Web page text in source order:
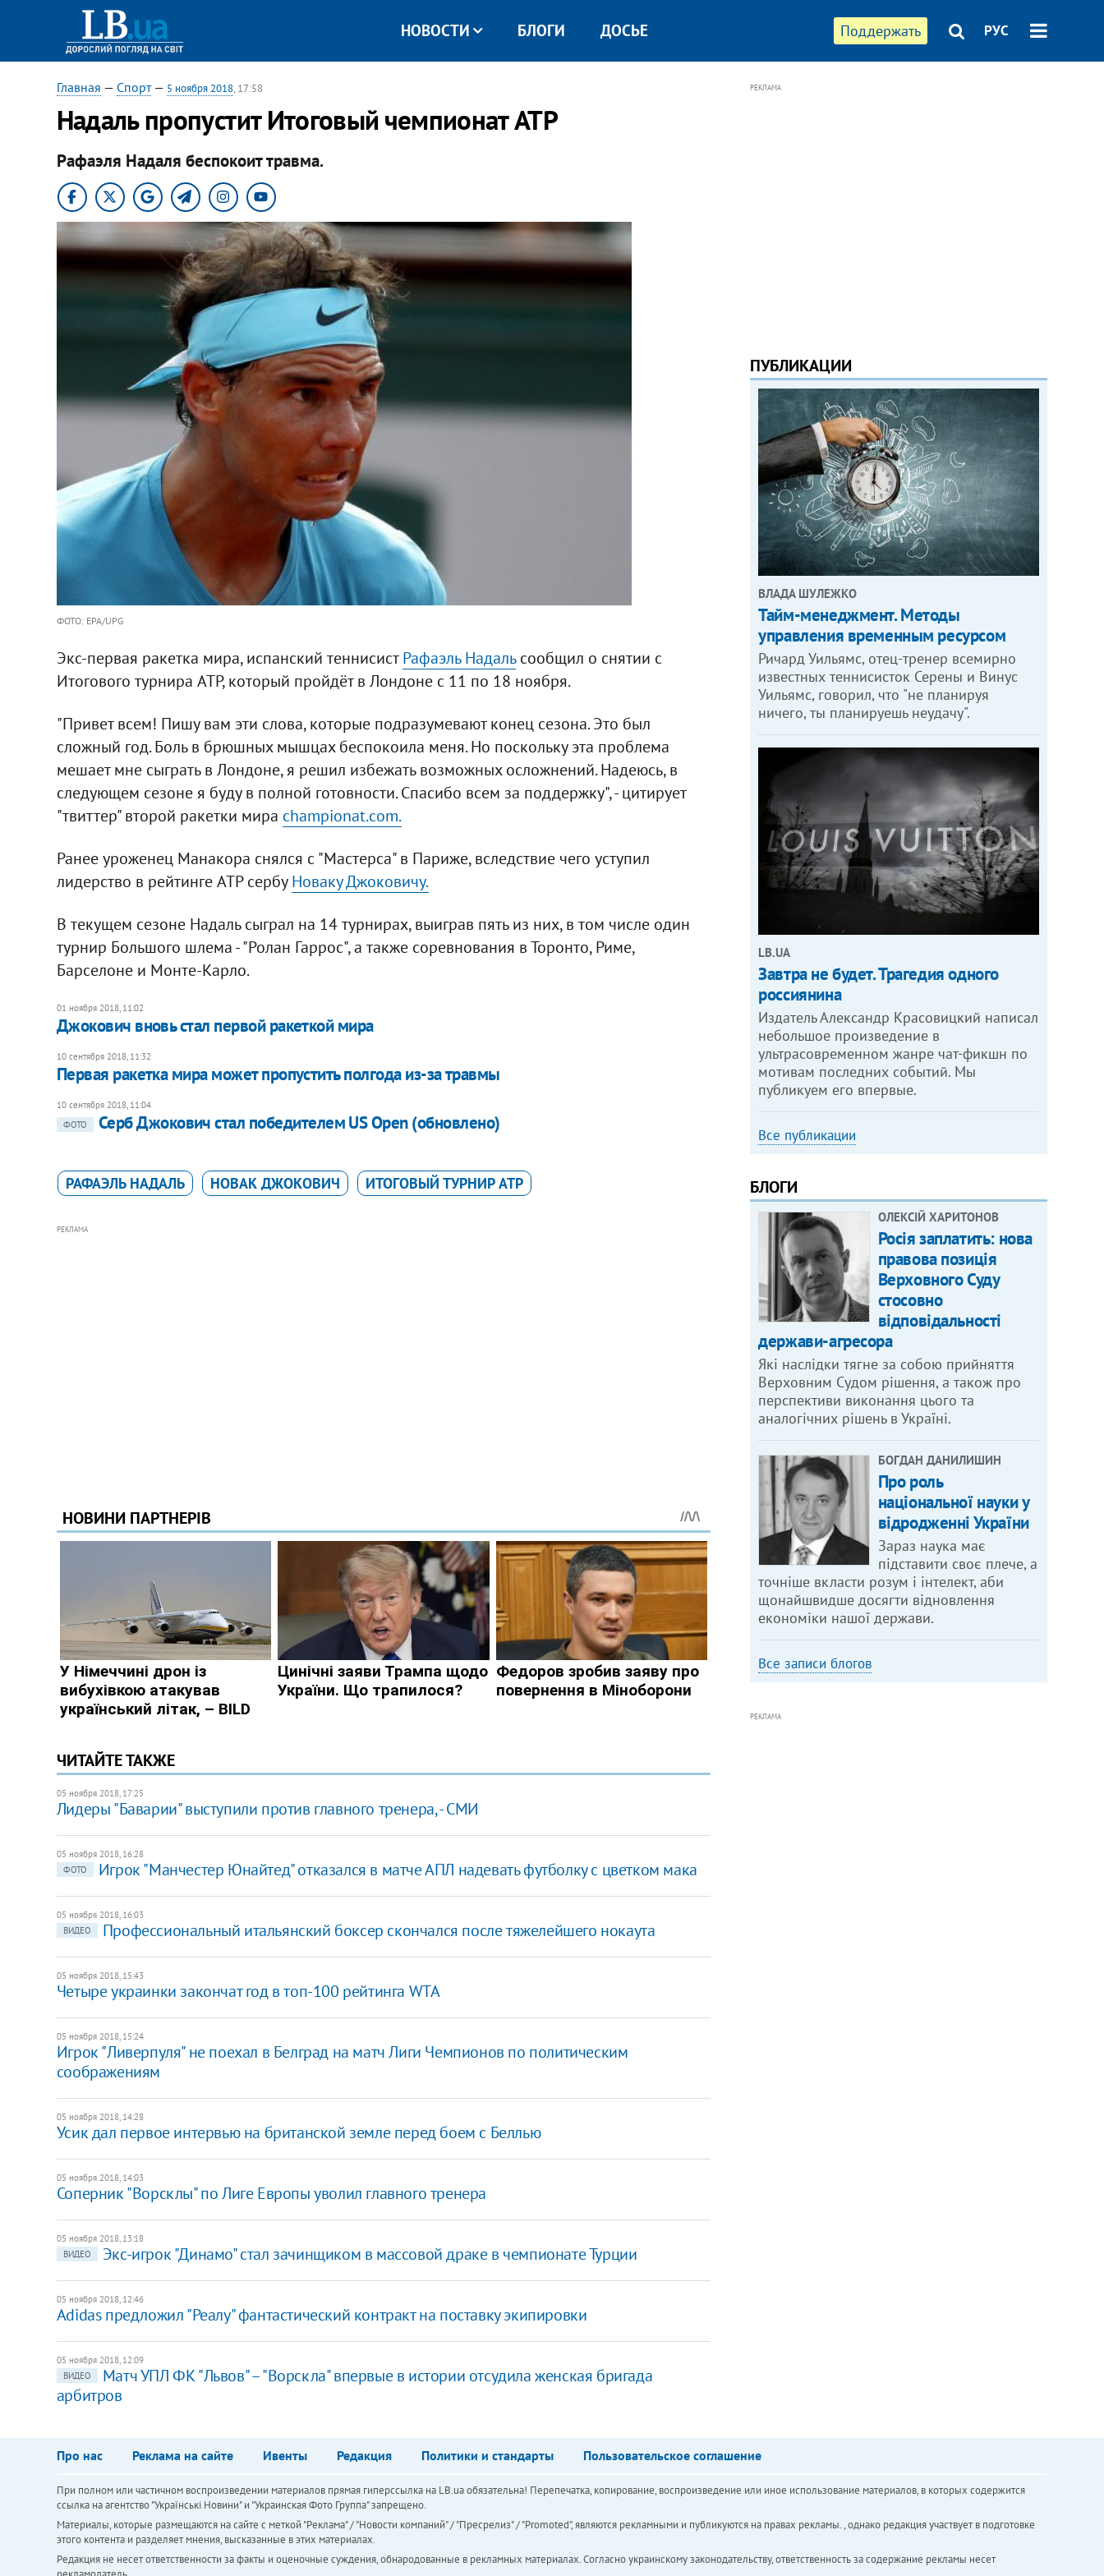
Поддержать РУС
НОВОСТИ БЛОГИ ДОСЬЕ
Главная — Спорт— 5 ноября 2018, 17:58
Надаль пропустит Итоговый чемпионат ATP
Рафаэля Надаля беспокоит травма.
ФОТО: EPA/UPG
Экс-первая ракетка мира, испанский теннисистРафаэль Надальсообщил о снятии с
Итогового турнира ATP, который пройдёт в Лондоне с 11 по 18 ноября.
"Привет всем! Пишу вам эти слова, которые подразумевают конец сезона. Это был
сложный год. Боль в брюшных мышцах беспокоила меня. Но поскольку эта проблема
мешает мне сыграть в Лондоне, я решил избежать возможных осложнений. Надеюсь, в
следующем сезоне я буду в полной готовности. Спасибо всем за поддержку", - цитирует
"твиттер" второй ракетки мира championat.com.
Ранее уроженец Манакора снялся с "Мастерса" в Париже, вследствие чего уступил
лидерство в рейтинге ATP сербуНоваку Джоковичу.
В текущем сезоне Надаль сыграл на 14 турнирах, выиграв пять из них, в том числе один
турнир Большого шлема - "Ролан Гаррос", а также соревнования в Торонто, Риме,
Барселоне и Монте-Карло.
01 ноября 2018, 11:02
Джокович вновь стал первой ракеткой мира
10 сентября 2018, 11:32
Первая ракетка мира может пропустить полгода из-за травмы
10 сентября 2018, 11:04
ФОТО
Серб Джокович стал победителем US Open (обновлено)
РАФАЭЛЬ НАДАЛЬ НОВАК ДЖОКОВИЧ ИТОГОВЫЙ ТУРНИР ATP
РЕКЛАМА
ЧИТАЙТЕ ТАКЖЕ
05 ноября 2018, 17:25
Лидеры "Баварии" выступили против главного тренера, - СМИ
05 ноября 2018, 16:28
ФОТО
Игрок "Манчестер Юнайтед" отказался в матче АПЛ надевать футболку с цветком мака
05 ноября 2018, 16:03
ВИДЕО
Профессиональный итальянский боксер скончался после тяжелейшего нокаута
05 ноября 2018, 15:43
Четыре украинки закончат год в топ-100 рейтинга WTA
05 ноября 2018, 15:24
Игрок "Ливерпуля" не поехал в Белград на матч Лиги Чемпионов по политическим
соображениям
05 ноября 2018, 14:28
Усик дал первое интервью на британской земле перед боем с Беллью
05 ноября 2018, 14:03
Соперник "Ворсклы" по Лиге Европы уволил главного тренера
05 ноября 2018, 13:18
ВИДЕО
Экс-игрок "Динамо" стал зачинщиком в массовой драке в чемпионате Турции
05 ноября 2018, 12:46
Аdidas предложил "Реалу" фантастический контракт на поставку экипировки
05 ноября 2018, 12:09
ВИДЕО
Матч УПЛ ФК "Львов" – "Ворскла" впервые в истории отсудила женская бригада
арбитров
РЕКЛАМА
ПУБЛИКАЦИИ
ВЛАДА ШУЛЕЖКО
Тайм-менеджмент. Методы
управления временным ресурсом
Ричард Уильямс, отец-тренер всемирно
известных теннисисток Серены и Винус
Уильямс, говорил, что "не планируя
ничего, ты планируешь неудачу".
LB.UA
Завтра не будет. Трагедия одного
россиянина
Издатель Александр Красовицкий написал
небольшое произведение в
ультрасовременном жанре чат-фикшн по
мотивам последних событий. Мы
публикуем его впервые.
Все публикации
БЛОГИ
ОЛЕКСІЙ ХАРИТОНОВ
Росія заплатить: нова
правова позиція
Верховного Суду
стосовно
відповідальності
держави-агресора
Які наслідки тягне за собою прийняття
Верховним Судом рішення, а також про
перспективи виконання цього та
аналогічних рішень в Україні.
БОГДАН ДАНИЛИШИН
Про роль
національної науки у
відродженні України
Зараз наука має
підставити своє плече, а
точніше вкласти розум і інтелект, аби
щонайшвидше досягти відновлення
економіки нашої держави.
Все записи блогов
РЕКЛАМА
Про нас Реклама на сайте Ивенты Редакция Политики и стандарты Пользовательское соглашение
При полном или частичном воспроизведении материалов прямая гиперссылка на LB.ua обязательна! Перепечатка, копирование, воспроизведение или иное использование материалов, в которых содержится
ссылка на агентство "Українськi Новини" и "Украинская Фото Группа" запрещено.
Материалы, которые размещаются на сайте с меткой "Реклама" / "Новости компаний" / "Пресрелиз" / "Promoted", являются рекламными и публикуются на правах рекламы. , однако редакция участвует в подготовке
этого контента и разделяет мнения, высказанные в этих материалах.
Редакция не несет ответственности за факты и оценочные суждения, обнародованные в рекламных материалах. Согласно украинскому законодательству, ответственность за содержание рекламы несет